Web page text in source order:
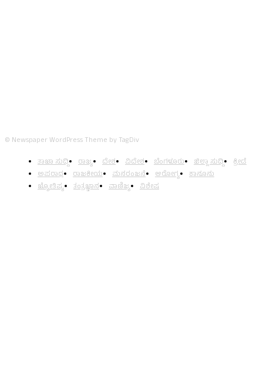
© Newspaper WordPress Theme by TagDiv
ತಾಜಾ ಸುದ್ದಿ
ರಾಜ್ಯ ದೇಶ ವಿದೇಶ ಬೆಂಗಳೂರು ಜಿಲ್ಲಾ ಸುದ್ದಿ
ಕ್ರೀಡೆ
ಅಪರಾಧ
ರಾಜಕೀಯ ಮನರಂಜನೆ ಆರೋಗ್ಯ
ಕಾನೂನು
ಜ್ಯೋತಿಷ್ಯ
ತಂತ್ರಜ್ಞಾನ ವಾಣಿಜ್ಯ ವಿಶೇಷ